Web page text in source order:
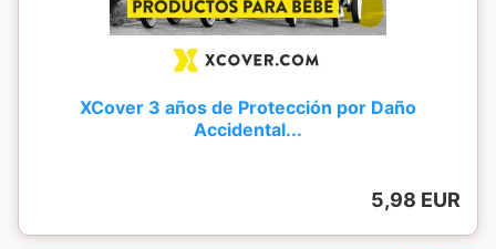
XCover 3 años de Protección por Daño
Accidental...
5,98 EUR